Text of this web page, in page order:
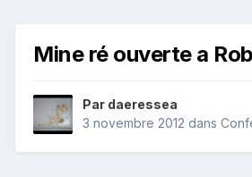
Mine ré ouverte a
Par daeressea
3 novembre 2012 dans